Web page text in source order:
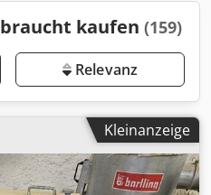
kaufen (159)
Relevanz
Kleinanzeige